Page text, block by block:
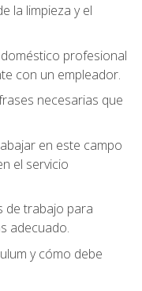
la limpieza y el
profesional
con un empleador.
necesarias que
en este campo
el servicio
de trabajo para
adecuado.
y cómo debe